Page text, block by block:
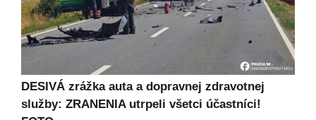
DESIVÁ zrážka auta a dopravnej zdravotnej
služby: ZRANENIA utrpeli všetci účastníci!